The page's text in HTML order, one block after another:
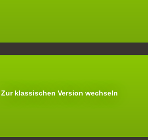
Zur klassischen Version wechseln